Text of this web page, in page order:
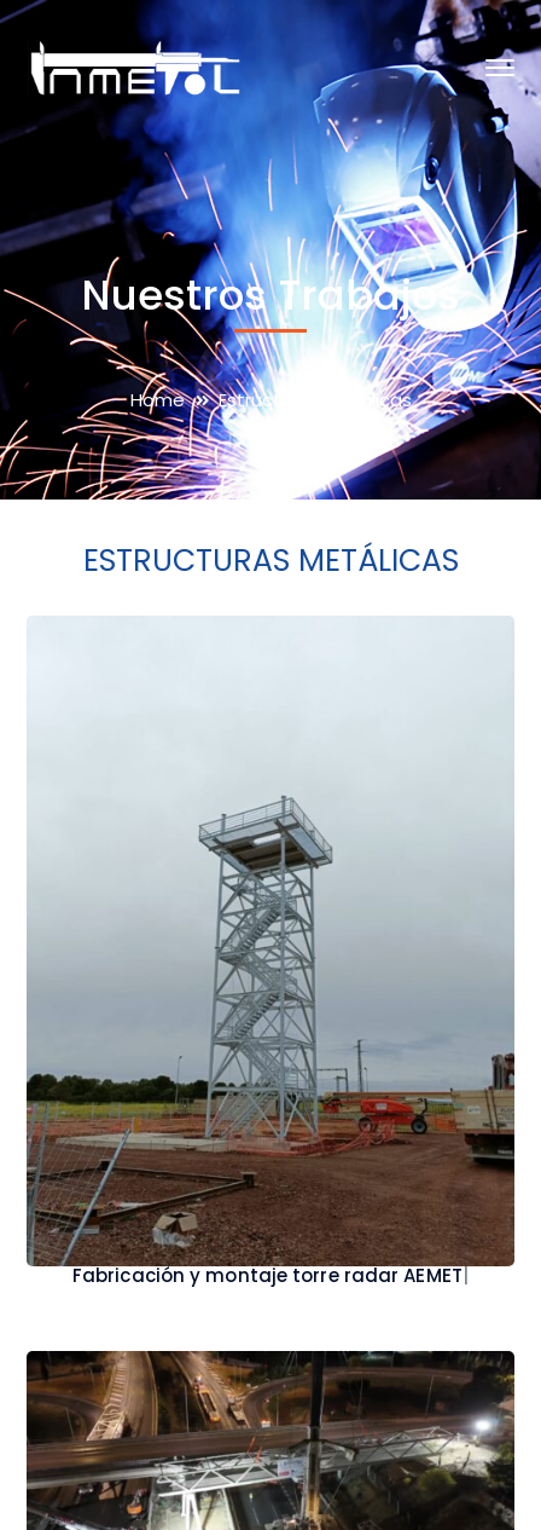
Nuestros Trabajos
Home Estructuras Metálicas
ESTRUCTURAS METÁLICAS
Fabricación y montaj|